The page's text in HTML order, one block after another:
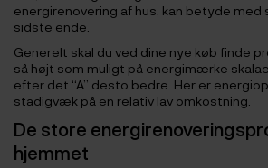
energirenovering af hus, kan betyde
sidste ende.
Generelt skal du ved dine nye køb finde
så højt som muligt på energimærke
efter det “A” desto bedre. Her er
stadigvæk på en relativ lav omkostning.
De store
hjemmet